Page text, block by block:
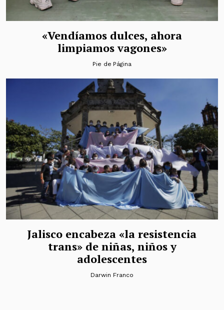
«Vendíamos dulces, ahora
limpiamos vagones»
Pie de Página
Jalisco encabeza «la resistencia
trans» de niñas, niños y
adolescentes
Darwin Franco